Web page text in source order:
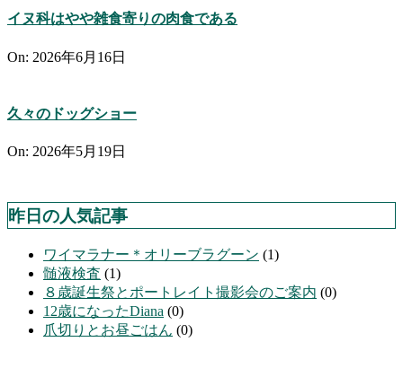
イヌ科はやや雑食寄りの肉食である
On: 2026年6月16日
久々のドッグショー
On: 2026年5月19日
昨日の人気記事
ワイマラナー＊オリーブラグーン (1)
髄液検査 (1)
８歳誕生祭とポートレイト撮影会のご案内 (0)
12歳になったDiana (0)
爪切りとお昼ごはん (0)